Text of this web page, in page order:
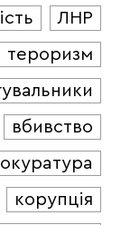
ЛНР
тероризм
вбивство
корупція